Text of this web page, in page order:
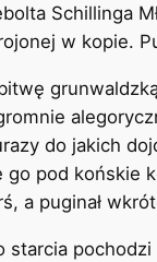
Schillinga
w kopie.
do jakich
pod
a puginał